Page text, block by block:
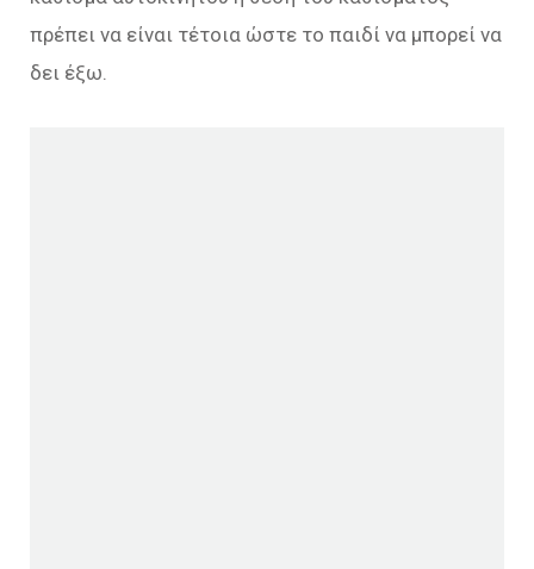
πρέπει να είναι τέτοια ώστε το παιδί να μπορεί να
δει έξω.